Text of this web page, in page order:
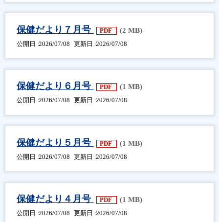
保健だより７月号 PDF (2 MB)
公開日 2026/07/08 更新日 2026/07/08
保健だより６月号 PDF (1 MB)
公開日 2026/07/08 更新日 2026/07/08
保健だより５月号 PDF (1 MB)
公開日 2026/07/08 更新日 2026/07/08
保健だより４月号 PDF (1 MB)
公開日 2026/07/08 更新日 2026/07/08